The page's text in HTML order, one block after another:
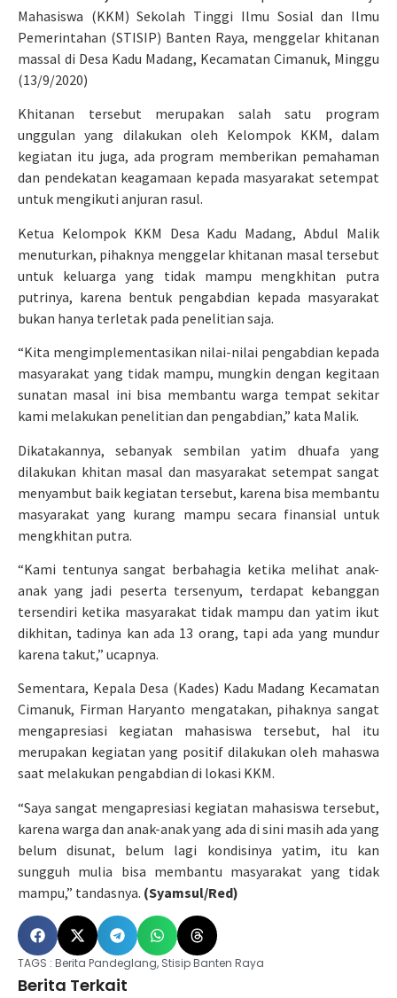
Mahasiswa (KKM) Sekolah Tinggi Ilmu Sosial dan Ilmu
Pemerintahan (STISIP) Banten Raya, menggelar khitanan
massal di Desa Kadu Madang, Kecamatan Cimanuk, Minggu
(13/9/2020)
Khitanan tersebut merupakan salah satu program
unggulan yang dilakukan oleh Kelompok KKM, dalam
kegiatan itu juga, ada program memberikan pemahaman
dan pendekatan keagamaan kepada masyarakat setempat
untuk mengikuti anjuran rasul.
Ketua Kelompok KKM Desa Kadu Madang, Abdul Malik
menuturkan, pihaknya menggelar khitanan masal tersebut
untuk keluarga yang tidak mampu mengkhitan putra
putrinya, karena bentuk pengabdian kepada masyarakat
bukan hanya terletak pada penelitian saja.
“Kita mengimplementasikan nilai-nilai pengabdian kepada
masyarakat yang tidak mampu, mungkin dengan kegitaan
sunatan masal ini bisa membantu warga tempat sekitar
kami melakukan penelitian dan pengabdian,” kata Malik.
Dikatakannya, sebanyak sembilan yatim dhuafa yang
dilakukan khitan masal dan masyarakat setempat sangat
menyambut baik kegiatan tersebut, karena bisa membantu
masyarakat yang kurang mampu secara finansial untuk
mengkhitan putra.
“Kami tentunya sangat berbahagia ketika melihat anak-
anak yang jadi peserta tersenyum, terdapat kebanggan
tersendiri ketika masyarakat tidak mampu dan yatim ikut
dikhitan, tadinya kan ada 13 orang, tapi ada yang mundur
karena takut,” ucapnya.
Sementara, Kepala Desa (Kades) Kadu Madang Kecamatan
Cimanuk, Firman Haryanto mengatakan, pihaknya sangat
mengapresiasi kegiatan mahasiswa tersebut, hal itu
merupakan kegiatan yang positif dilakukan oleh mahaswa
saat melakukan pengabdian di lokasi KKM.
“Saya sangat mengapresiasi kegiatan mahasiswa tersebut,
karena warga dan anak-anak yang ada di sini masih ada yang
belum disunat, belum lagi kondisinya yatim, itu kan
sungguh mulia bisa membantu masyarakat yang tidak
mampu,” tandasnya. (Syamsul/Red)
TAGS : Berita Pandeglang, Stisip Banten Raya
Berita Terkait